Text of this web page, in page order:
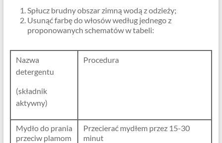
Spłucz brudny obszar zimną wodą z odzieży;
Usunąć farbę do włosów według jednego z
proponowanych schematów w tabeli:
Nazwa
detergentu
(składnik
aktywny)
Procedura
Mydło do prania
przeciw plamom
Przecierać mydłem przez 15-30
minut